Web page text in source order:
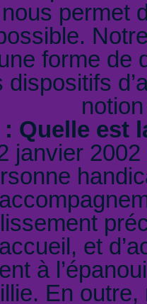
permet
forme de
dispositifs
: Quelle est
janvier
et
à
En